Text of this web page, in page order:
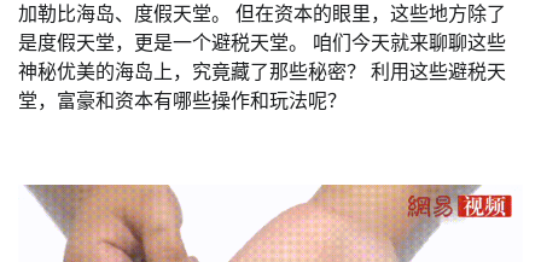
加勒比海岛、度假天堂。 但在资本的眼里，这些地方除了
是度假天堂，更是一个避税天堂。 咱们今天就来聊聊这些
神秘优美的海岛上，究竟藏了那些秘密？ 利用这些避税天
堂，富豪和资本有哪些操作和玩法呢？